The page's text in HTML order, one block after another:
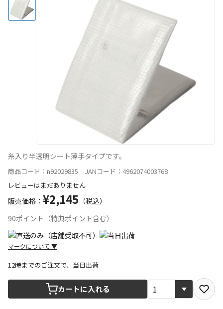
糸入り半透明シート薄手タイプです。
商品コード：n92029835 JANコード：4962074003768
レビューはまだありません
販売価格： ¥2,145 （税込）
90ポイント（特典ポイント含む）
マークについて ▼
宅配や店舗受取を選択できる商品です
12時までのご注文で、当日出荷
カートに入れる